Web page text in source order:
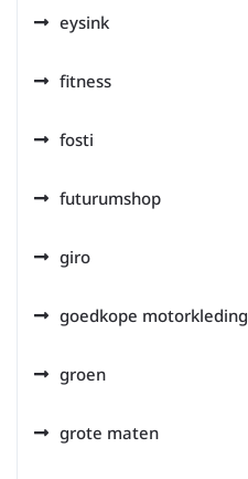
eysink
fitness
fosti
futurumshop
giro
goedkope motorkleding
groen
grote maten